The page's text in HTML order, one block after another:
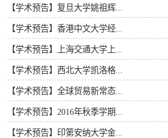
【学术预告】复旦大学姚祖辉...
【学术预告】香港中文大学经...
【学术预告】上海交通大学上...
【学术预告】西北大学凯洛格...
【学术预告】全球贸易新常态...
【学术预告】2016年秋季学期...
【学术预告】印第安纳大学金...